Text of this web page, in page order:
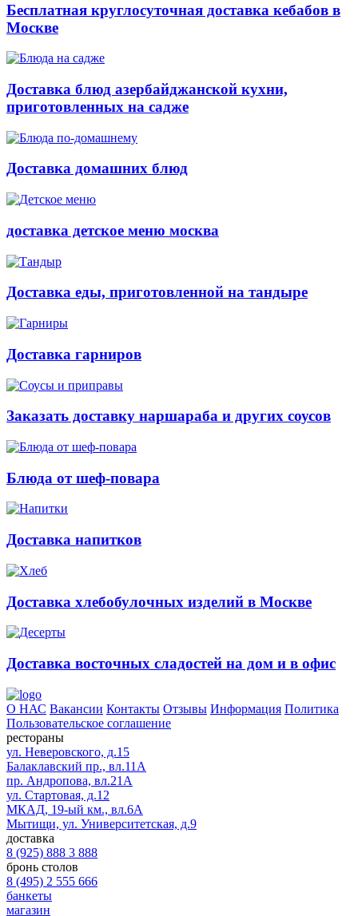
Бесплатная круглосуточная доставка кебабов в
Москве
Доставка блюд азербайджанской кухни,
приготовленных на садже
Доставка домашних блюд
доставка детское меню москва
Доставка еды, приготовленной на тандыре
Доставка гарниров
Заказать доставку наршараба и других соусов
Блюда от шеф-повара
Доставка напитков
Доставка хлебобулочных изделий в Москве
Доставка восточных сладостей на дом и в офис
О НАС Вакансии Контакты Отзывы Информация Политика
Пользовательское соглашение
рестораны
ул. Неверовского, д.15
Балаклавский пр., вл.11А
пр. Андропова, вл.21А
ул. Стартовая, д.12
МКАД, 19-ый км., вл.6А
Мытищи, ул. Университетская, д.9
доставка
8 (925) 888 3 888
бронь столов
8 (495) 2 555 666
банкеты
магазин